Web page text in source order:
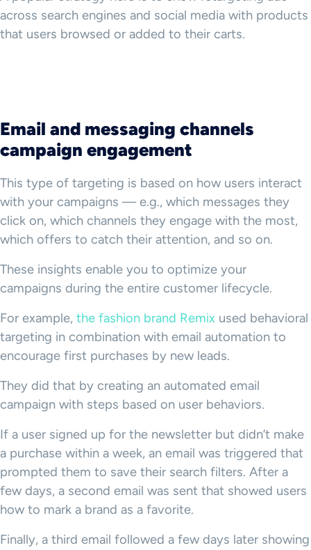
across search engines and social media with products
that users browsed or added to their carts.
Email and messaging channels
campaign engagement
This type of targeting is based on how users interact
with your campaigns — e.g., which messages they
click on, which channels they engage with the most,
which offers to catch their attention, and so on.
These insights enable you to optimize your
campaigns during the entire customer lifecycle.
For example, the fashion brand Remix used behavioral
targeting in combination with email automation to
encourage first purchases by new leads.
They did that by creating an automated email
campaign with steps based on user behaviors.
If a user signed up for the newsletter but didn’t make
a purchase within a week, an email was triggered that
prompted them to save their search filters. After a
few days, a second email was sent that showed users
how to mark a brand as a favorite.
Finally, a third email followed a few days later showing